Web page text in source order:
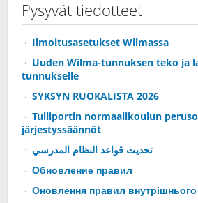
Pysyvät tiedotteet
Ilmoitusasetukset Wilmassa
Uuden Wilma-tunnuksen teko ja
tunnukselle
SYKSYN RUOKALISTA 2026
Tulliportin normaalikoulun
järjestyssäännöt
تحديث قواعد النظام المدرسي
Обновление правил
Оновлення правил